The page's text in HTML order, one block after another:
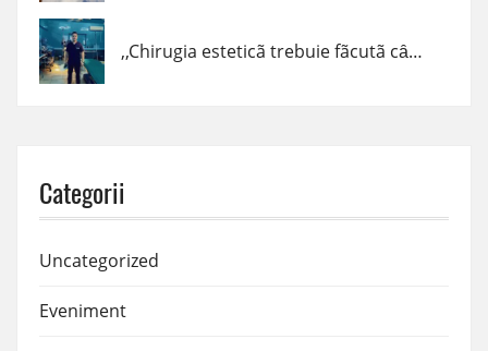
,,Chirugia esteticã trebuie fãcutã cȃnd trebuie, cum trebuie şi de cine trebuie!” – dr. Claudiu Podac
Categorii
Uncategorized
Eveniment